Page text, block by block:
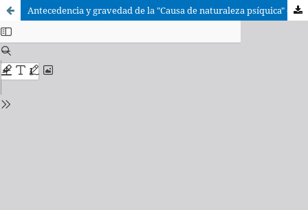
Antecedencia y gravedad de la "Causa de naturaleza psíquica" del canon 1095,3.º en supuestas de homosexualidad. Consideraciones en torno a la sentencia rotal c. Verginelli de 26 de noviembre de 2010